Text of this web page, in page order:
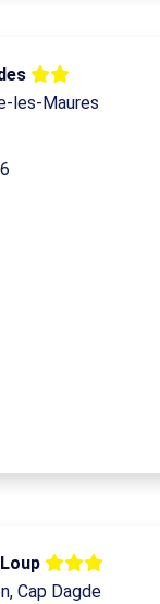
les-Maures
Loup
Cap Dagde